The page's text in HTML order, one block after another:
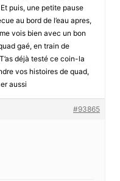
puis, une petite pause
au bord de l’eau apres,
vois bien avec un bon
gaé, en train de
déjà testé ce coin-la
vos histoires de quad,
aussi
#93865